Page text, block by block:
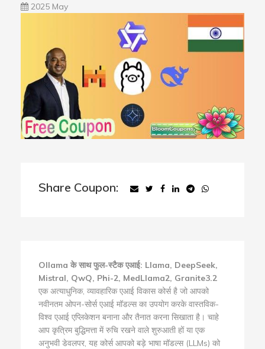
2025 May
Share Coupon:
Ollama के साथ फुल-स्टैक एआई: Llama, DeepSeek,
Mistral, QwQ, Phi-2, MedLlama2, Granite3.2
एक अत्याधुनिक, व्यावहारिक एआई विकास कोर्स है जो आपको
नवीनतम ओपन-सोर्स एआई मॉडल्स का उपयोग करके वास्तविक-
विश्व एआई एप्लिकेशन बनाना और तैनात करना सिखाता है। चाहे
आप कृत्रिम बुद्धिमत्ता में रुचि रखने वाले शुरुआती हों या एक
अनुभवी डेवलपर, यह कोर्स आपको बड़े भाषा मॉडल्स (LLMs) को